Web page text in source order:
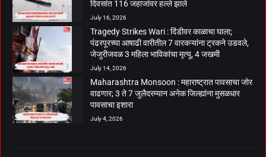
दिवसांत 116 जहाजांवर हल्ले झाले
July 16, 2026
Tragedy Strikes Wari : दिंडीवर काळाचा घाला;
पंढरपूरच्या आषाढी वारीतील 7 वारकऱ्यांना ट्रकने उडवले,
जेजुरीजवळ 3 महिला भाविकांचा मृत्यू, 4 जखमी
July 14, 2026
Maharashtra Monsoon : महाराष्ट्रात पावसाचा जोर
वाढणार; 3 ते 7 जुलैदरम्यान अनेक जिल्ह्यांना मुसळधार
पावसाचा इशारा
July 4, 2026